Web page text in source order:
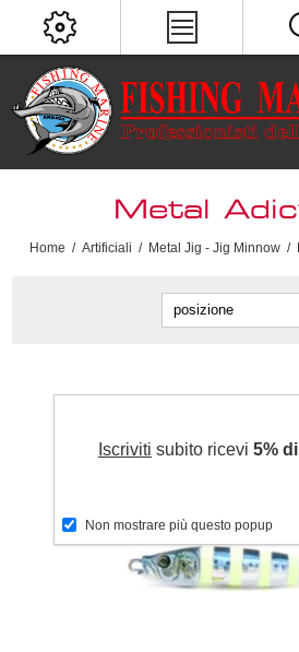
Metal
Home / Artificiali / Metal Jig - Jig Minnow /
Iscriviti subito ricevi 5%
Non mostrare più questo popup